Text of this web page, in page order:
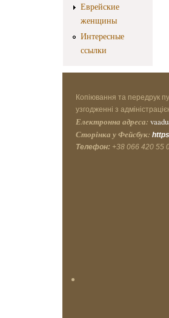
Еврейские
женщины
Интересные
ссылки
Копіювання та передрук
узгодженні з
Електронна адреса:
Сторінка у Фейсбук:
Телефон: +38 066 420 55